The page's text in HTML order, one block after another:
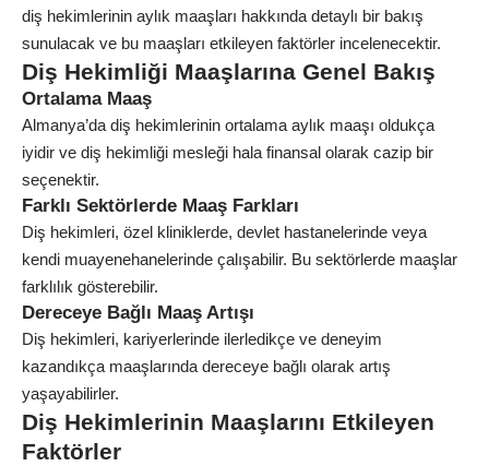
diş hekimlerinin aylık maaşları hakkında detaylı bir bakış
sunulacak ve bu maaşları etkileyen faktörler incelenecektir.
Diş Hekimliği Maaşlarına Genel Bakış
Ortalama Maaş
Almanya’da diş hekimlerinin ortalama aylık maaşı oldukça
iyidir ve diş hekimliği mesleği hala finansal olarak cazip bir
seçenektir.
Farklı Sektörlerde Maaş Farkları
Diş hekimleri, özel kliniklerde, devlet hastanelerinde veya
kendi muayenehanelerinde çalışabilir. Bu sektörlerde maaşlar
farklılık gösterebilir.
Dereceye Bağlı Maaş Artışı
Diş hekimleri, kariyerlerinde ilerledikçe ve deneyim
kazandıkça maaşlarında dereceye bağlı olarak artış
yaşayabilirler.
Diş Hekimlerinin Maaşlarını Etkileyen
Faktörler